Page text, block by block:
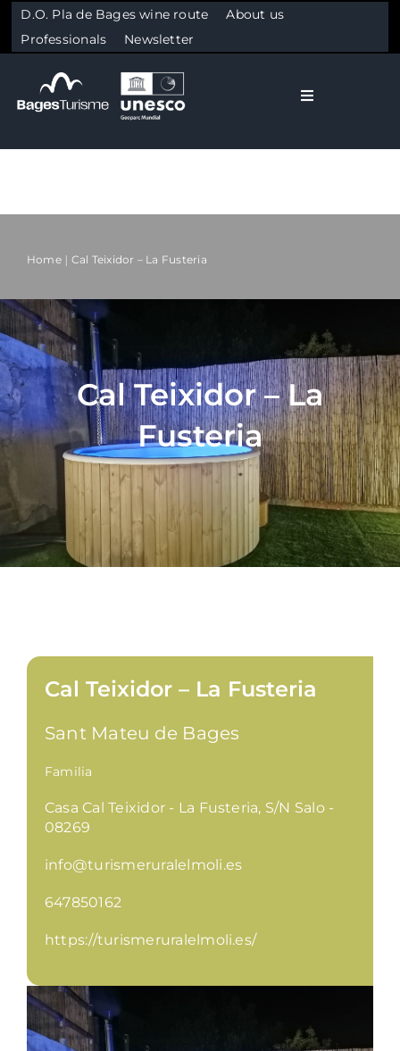
D.O. Pla de Bages wine route
About us
Professionals
Newsletter
Toggle
Culture
Gastronomy
Plan your trip
Home Cal Teixidor – La Fusteria
Cal Teixidor – La
Fusteria
Cal Teixidor – La Fusteria
Sant Mateu de Bages
Familia
Casa Cal Teixidor - La Fusteria, S/N Salo -
08269
info@turismeruralelmoli.es
647850162
https://turismeruralelmoli.es/